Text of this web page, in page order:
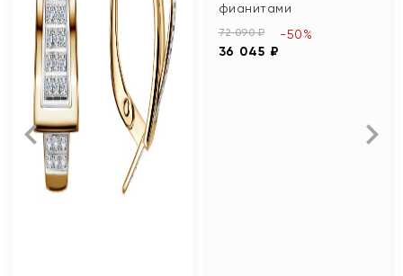
фианитами
72 090 ₽
36 045 ₽
-50%